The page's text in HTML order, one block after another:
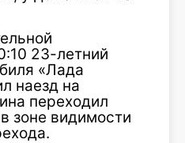
23-летний
«Лада
наезд на
переходил
зоне видимости